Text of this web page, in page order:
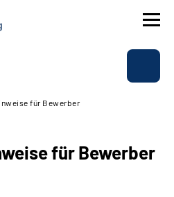
für Bewerber
für Bewerber